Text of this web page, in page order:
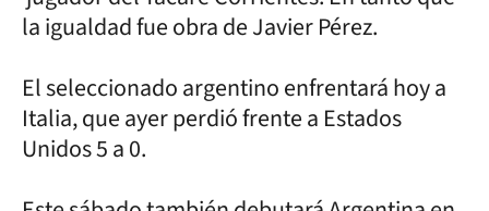
la igualdad fue obra de Javier Pérez.
El seleccionado argentino enfrentará hoy a
Italia, que ayer perdió frente a Estados
Unidos 5 a 0.